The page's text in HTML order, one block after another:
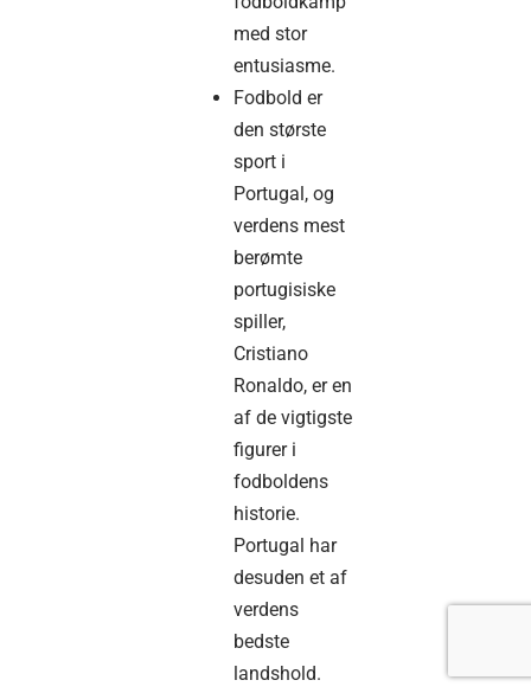
med stor
entusiasme.
Fodbold er
den største
sport i
Portugal, og
verdens mest
berømte
portugisiske
spiller,
Cristiano
Ronaldo, er en
af de vigtigste
figurer i
fodboldens
historie.
Portugal har
desuden et af
verdens
bedste
landshold.